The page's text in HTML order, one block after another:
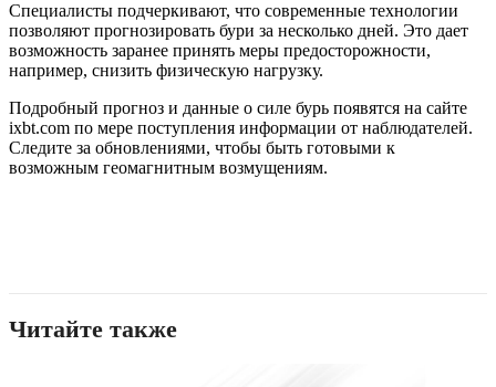
Специалисты подчеркивают, что современные технологии
позволяют прогнозировать бури за несколько дней. Это дает
возможность заранее принять меры предосторожности,
например, снизить физическую нагрузку.
Подробный прогноз и данные о силе бурь появятся на сайте
ixbt.com по мере поступления информации от наблюдателей.
Следите за обновлениями, чтобы быть готовыми к
возможным геомагнитным возмущениям.
Читайте также